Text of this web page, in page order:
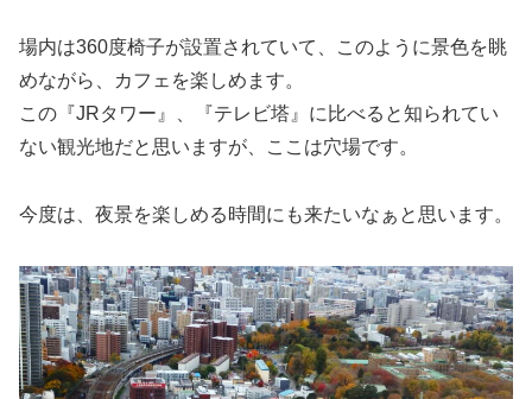
場内は360度椅子が設置されていて、このように景色を眺
めながら、カフェを楽しめます。
この『JRタワー』、『テレビ塔』に比べると知られてい
ない観光地だと思いますが、ここは穴場です。
今度は、夜景を楽しめる時間にも来たいなぁと思います。